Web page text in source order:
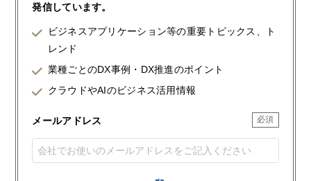
発信しています。
ビジネスアプリケーション等の重要トピックス、ト
レンド
業種ごとのDX事例・DX推進のポイント
クラウドやAIのビジネス活用情報
メールアドレス